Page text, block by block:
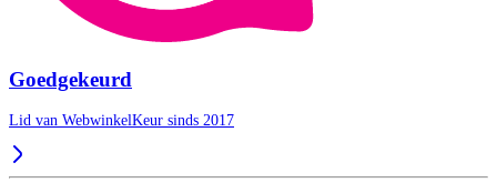
Goedgekeurd
Lid van WebwinkelKeur sinds 2017